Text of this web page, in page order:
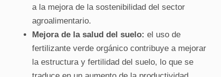
a la mejora de la sostenibilidad del sector
agroalimentario.
Mejora de la salud del suelo: el uso de
fertilizante verde orgánico contribuye a mejorar
la estructura y fertilidad del suelo, lo que se